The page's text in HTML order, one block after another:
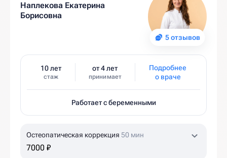
5 отзывов
Наплекова Екатерина
Борисовна
10 лет
стаж
от 4 лет
принимает
Подробнее
о враче
Работает с беременными
Остеопатическая коррекция 50 мин
7000 ₽